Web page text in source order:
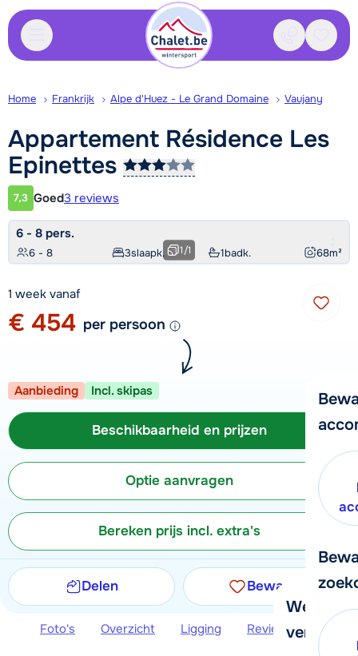
Contact
We
verder!
Home Frankrijk Alpe d'Huez - Le Grand Domaine Vaujany
Appartement Résidence Les
Epinettes
Klantwaardering
7,3 Goed3 reviews
6 - 8 pers.
6 - 8 3slaapk. 1badk. 68m²
1/1
1 week vanaf
€ 454 per persoon
Aanbieding Incl. skipas
Beschikbaarheid en prijzen
Optie aanvragen
Bereken prijs incl. extra's
Delen Bewaren
Foto's Overzicht Ligging Reviews